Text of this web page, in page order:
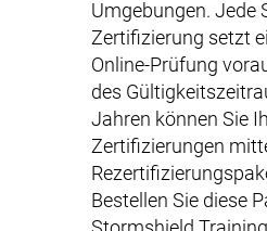
Umgebungen. Jede
Zertifizierung setzt
Online-Prüfung
des
Jahren können Sie
Zertifizierungen
Bestellen Sie diese
3
4
5
0
1